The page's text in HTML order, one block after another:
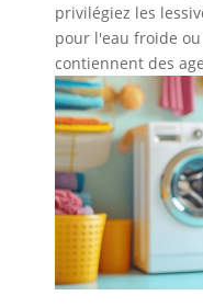
privilégiez les
pour l'eau froide
contiennent des